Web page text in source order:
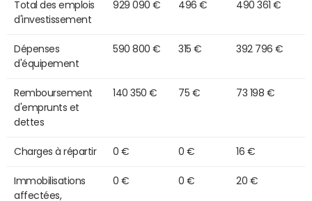
Total des emplois
d'investissement
929 090 € 496 € 490 361 €
Dépenses
d'équipement
590 800 € 315 € 392 796 €
Remboursement
d'emprunts et
dettes
140 350 € 75 € 73 198 €
Charges à répartir 0 € 0 € 16 €
Immobilisations
affectées,
0 € 0 € 20 €